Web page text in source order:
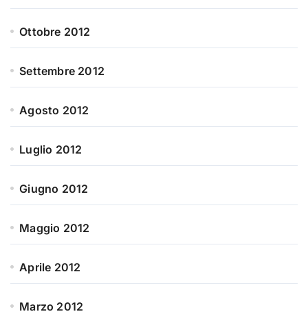
Ottobre 2012
Settembre 2012
Agosto 2012
Luglio 2012
Giugno 2012
Maggio 2012
Aprile 2012
Marzo 2012